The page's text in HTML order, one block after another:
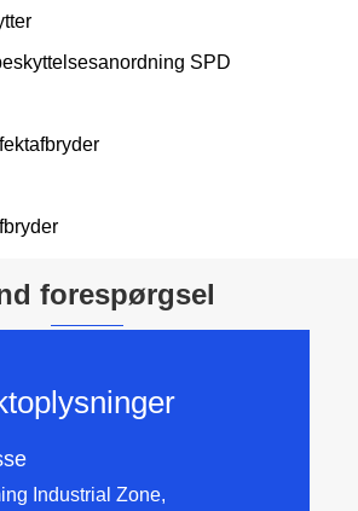
SPD
forespørgsel
Industrial Zone,